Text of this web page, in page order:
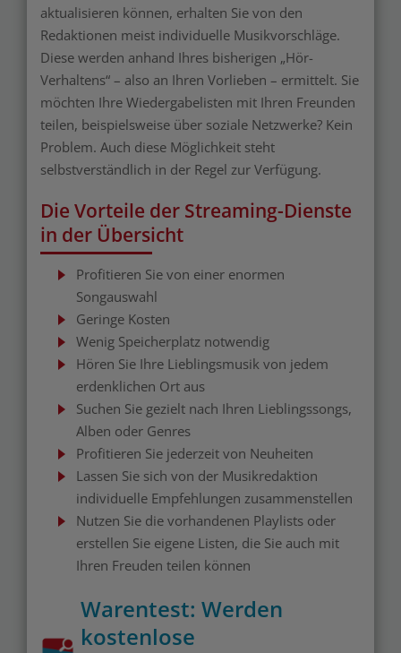
aktualisieren können, erhalten Sie von den
Redaktionen meist individuelle Musikvorschläge.
Diese werden anhand Ihres bisherigen „Hör-
Verhaltens“ – also an Ihren Vorlieben – ermittelt. Sie
möchten Ihre Wiedergabelisten mit Ihren Freunden
teilen, beispielsweise über soziale Netzwerke? Kein
Problem. Auch diese Möglichkeit steht
selbstverständlich in der Regel zur Verfügung.
Die Vorteile der Streaming-Dienste
in der Übersicht
Profitieren Sie von einer enormen
Songauswahl
Geringe Kosten
Wenig Speicherplatz notwendig
Hören Sie Ihre Lieblingsmusik von jedem
erdenklichen Ort aus
Suchen Sie gezielt nach Ihren Lieblingssongs,
Alben oder Genres
Profitieren Sie jederzeit von Neuheiten
Lassen Sie sich von der Musikredaktion
individuelle Empfehlungen zusammenstellen
Nutzen Sie die vorhandenen Playlists oder
erstellen Sie eigene Listen, die Sie auch mit
Ihren Freuden teilen können
Warentest: Werden
kostenlose